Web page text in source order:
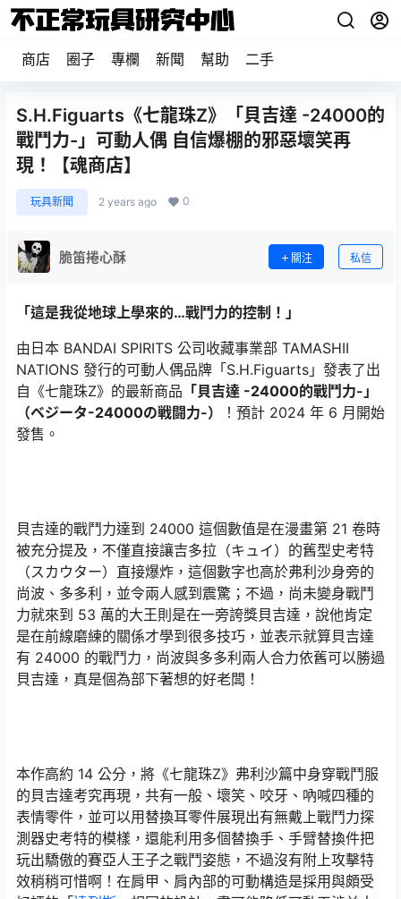
商店 圈子 專欄 新聞 幫助 二手
S.H.Figuarts《七龍珠Z》「貝吉達 -24000的
戰鬥力-」可動人偶 自信爆棚的邪惡壞笑再
現！【魂商店】
玩具新聞 2 years ago 0
脆笛捲心酥 關注 私信
「這是我從地球上學來的…戰鬥力的控制！」
由日本 BANDAI SPIRITS 公司收藏事業部 TAMASHII
NATIONS 發行的可動人偶品牌「S.H.Figuarts」發表了出
自《七龍珠Z》的最新商品 「貝吉達 -24000的戰鬥力-」
（ベジータ-24000の戦闘力-）
！預計 2024 年 6 月開始
發售。
貝吉達的戰鬥力達到 24000 這個數值是在漫畫第 21 卷時
被充分提及，不僅直接讓吉多拉（キュイ）的舊型史考特
（スカウター）直接爆炸，這個數字也高於弗利沙身旁的
尚波、多多利，並令兩人感到震驚；不過，尚未變身戰鬥
力就來到 53 萬的大王則是在一旁誇獎貝吉達，說他肯定
是在前線磨練的關係才學到很多技巧，並表示就算貝吉達
有 24000 的戰鬥力，尚波與多多利兩人合力依舊可以勝過
貝吉達，真是個為部下著想的好老闆！
本作高約 14 公分，將《七龍珠Z》弗利沙篇中身穿戰鬥服
的貝吉達考究再現，共有一般、壞笑、咬牙、吶喊四種的
表情零件，並可以用替換耳零件展現出有無戴上戰鬥力探
測器史考特的模樣，還能利用多個替換手、手臂替換件把
玩出驕傲的賽亞人王子之戰鬥姿態，不過沒有附上攻擊特
效稍稍可惜啊！在肩甲、肩內部的可動構造是採用與頗受